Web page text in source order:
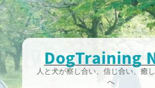
Skip
to
content
DogTraining
人と犬が察し合い、信じ合い、癒
へ